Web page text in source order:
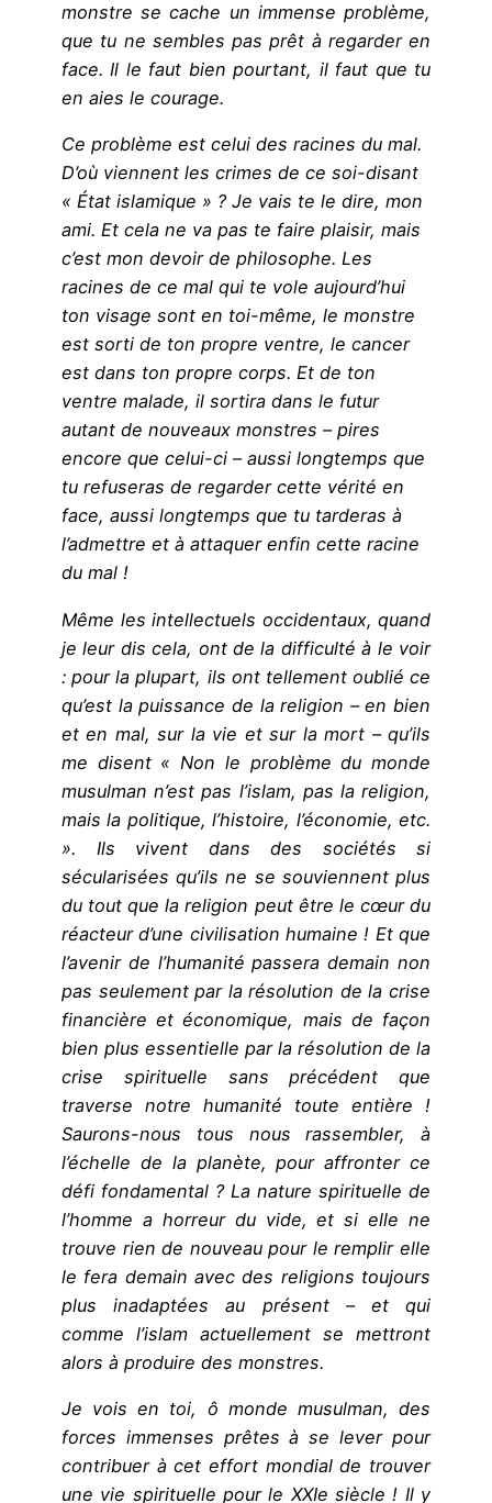
monstre se cache un immense problème,
que tu ne sembles pas prêt à regarder en
face. Il le faut bien pourtant, il faut que tu
en aies le courage.
Ce problème est celui des racines du mal.
D’où viennent les crimes de ce soi-disant
« État islamique » ? Je vais te le dire, mon
ami. Et cela ne va pas te faire plaisir, mais
c’est mon devoir de philosophe. Les
racines de ce mal qui te vole aujourd’hui
ton visage sont en toi-même, le monstre
est sorti de ton propre ventre, le cancer
est dans ton propre corps. Et de ton
ventre malade, il sortira dans le futur
autant de nouveaux monstres – pires
encore que celui-ci – aussi longtemps que
tu refuseras de regarder cette vérité en
face, aussi longtemps que tu tarderas à
l’admettre et à attaquer enfin cette racine
du mal !
Même les intellectuels occidentaux, quand
je leur dis cela, ont de la difficulté à le voir
: pour la plupart, ils ont tellement oublié ce
qu’est la puissance de la religion – en bien
et en mal, sur la vie et sur la mort – qu’ils
me disent « Non le problème du monde
musulman n’est pas l’islam, pas la religion,
mais la politique, l’histoire, l’économie, etc.
». Ils vivent dans des sociétés si
sécularisées qu’ils ne se souviennent plus
du tout que la religion peut être le cœur du
réacteur d’une civilisation humaine ! Et que
l’avenir de l’humanité passera demain non
pas seulement par la résolution de la crise
financière et économique, mais de façon
bien plus essentielle par la résolution de la
crise spirituelle sans précédent que
traverse notre humanité toute entière !
Saurons-nous tous nous rassembler, à
l’échelle de la planète, pour affronter ce
défi fondamental ? La nature spirituelle de
l’homme a horreur du vide, et si elle ne
trouve rien de nouveau pour le remplir elle
le fera demain avec des religions toujours
plus inadaptées au présent – et qui
comme l’islam actuellement se mettront
alors à produire des monstres.
Je vois en toi, ô monde musulman, des
forces immenses prêtes à se lever pour
contribuer à cet effort mondial de trouver
une vie spirituelle pour le XXIe siècle ! Il y